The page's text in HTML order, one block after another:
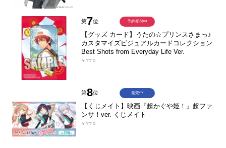
第7位
【グッズ-カード】うたの☆プリンスさまっ♪
カスタマイズビジュアルカードコレクション
Best Shots from Everyday Life Ver.
￥770
予約受付中
第8位
【くじメイト】映画『超かぐや姫！』超ファ
ンサ！ver. くじメイト
￥770
発売中